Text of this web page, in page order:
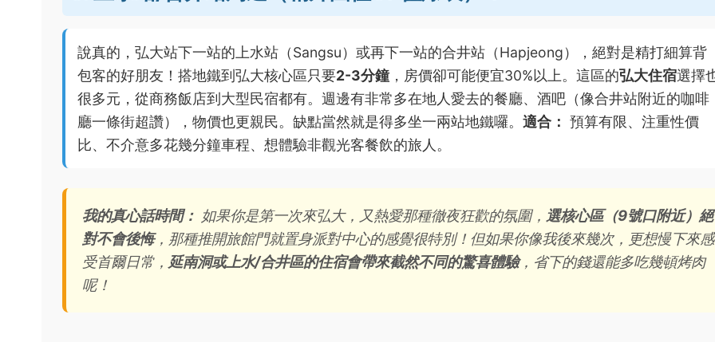
說真的，弘大站下一站的上水站（Sangsu）或再下一站的合井站（Hapjeong），絕對是精打細算背
包客的好朋友！搭地鐵到弘大核心區只要2-3分鐘，房價卻可能便宜30%以上。這區的弘大住宿選擇
很多元，從商務飯店到大型民宿都有。週邊有非常多在地人愛去的餐廳、酒吧（像合井站附近的咖啡
廳一條街超讚），物價也更親民。缺點當然就是得多坐一兩站地鐵囉。適合： 預算有限、注重性價
比、不介意多花幾分鐘車程、想體驗非觀光客餐飲的旅人。
我的真心話時間： 如果你是第一次來弘大，又熱愛那種徹夜狂歡的氛圍， 選核心區（9號口附近）絕
對不會後悔，那種推開旅館門就置身派對中心的感覺很特別！但如果你像我後來幾次，更想慢下來感
受首爾日常， 延南洞或上水/合井區的住宿會帶來截然不同的驚喜體驗，省下的錢還能多吃幾頓烤肉
呢！